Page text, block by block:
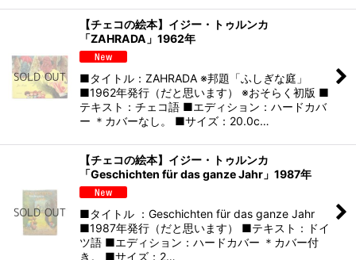
【チェコの絵本】イジー・トゥルンカ
「ZAHRADA」1962年
■タイトル：ZAHRADA ※邦題「ふしぎな庭」
■1962年発行（だと思います） ※おそらく初版 ■
テキスト：チェコ語 ■エディション：ハードカバ
ー ＊カバーなし。 ■サイズ：20.0c…
【チェコの絵本】イジー・トゥルンカ
「Geschichten für das ganze Jahr」1987年
■タイトル ：Geschichten für das ganze Jahr
■1987年発行（だと思います） ■テキスト：ドイ
ツ語 ■エディション：ハードカバー ＊カバー付
き。 ■サイズ：2…